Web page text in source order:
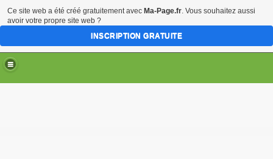
Ce site web a été créé gratuitement avec Ma-Page.fr. Vous souhaitez aussi
avoir votre propre site web ?
INSCRIPTION GRATUITE